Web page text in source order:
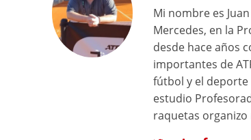
Mi nombre es
Mercedes, en la
desde hace años
importantes de
fútbol y el
estudio
raquetas